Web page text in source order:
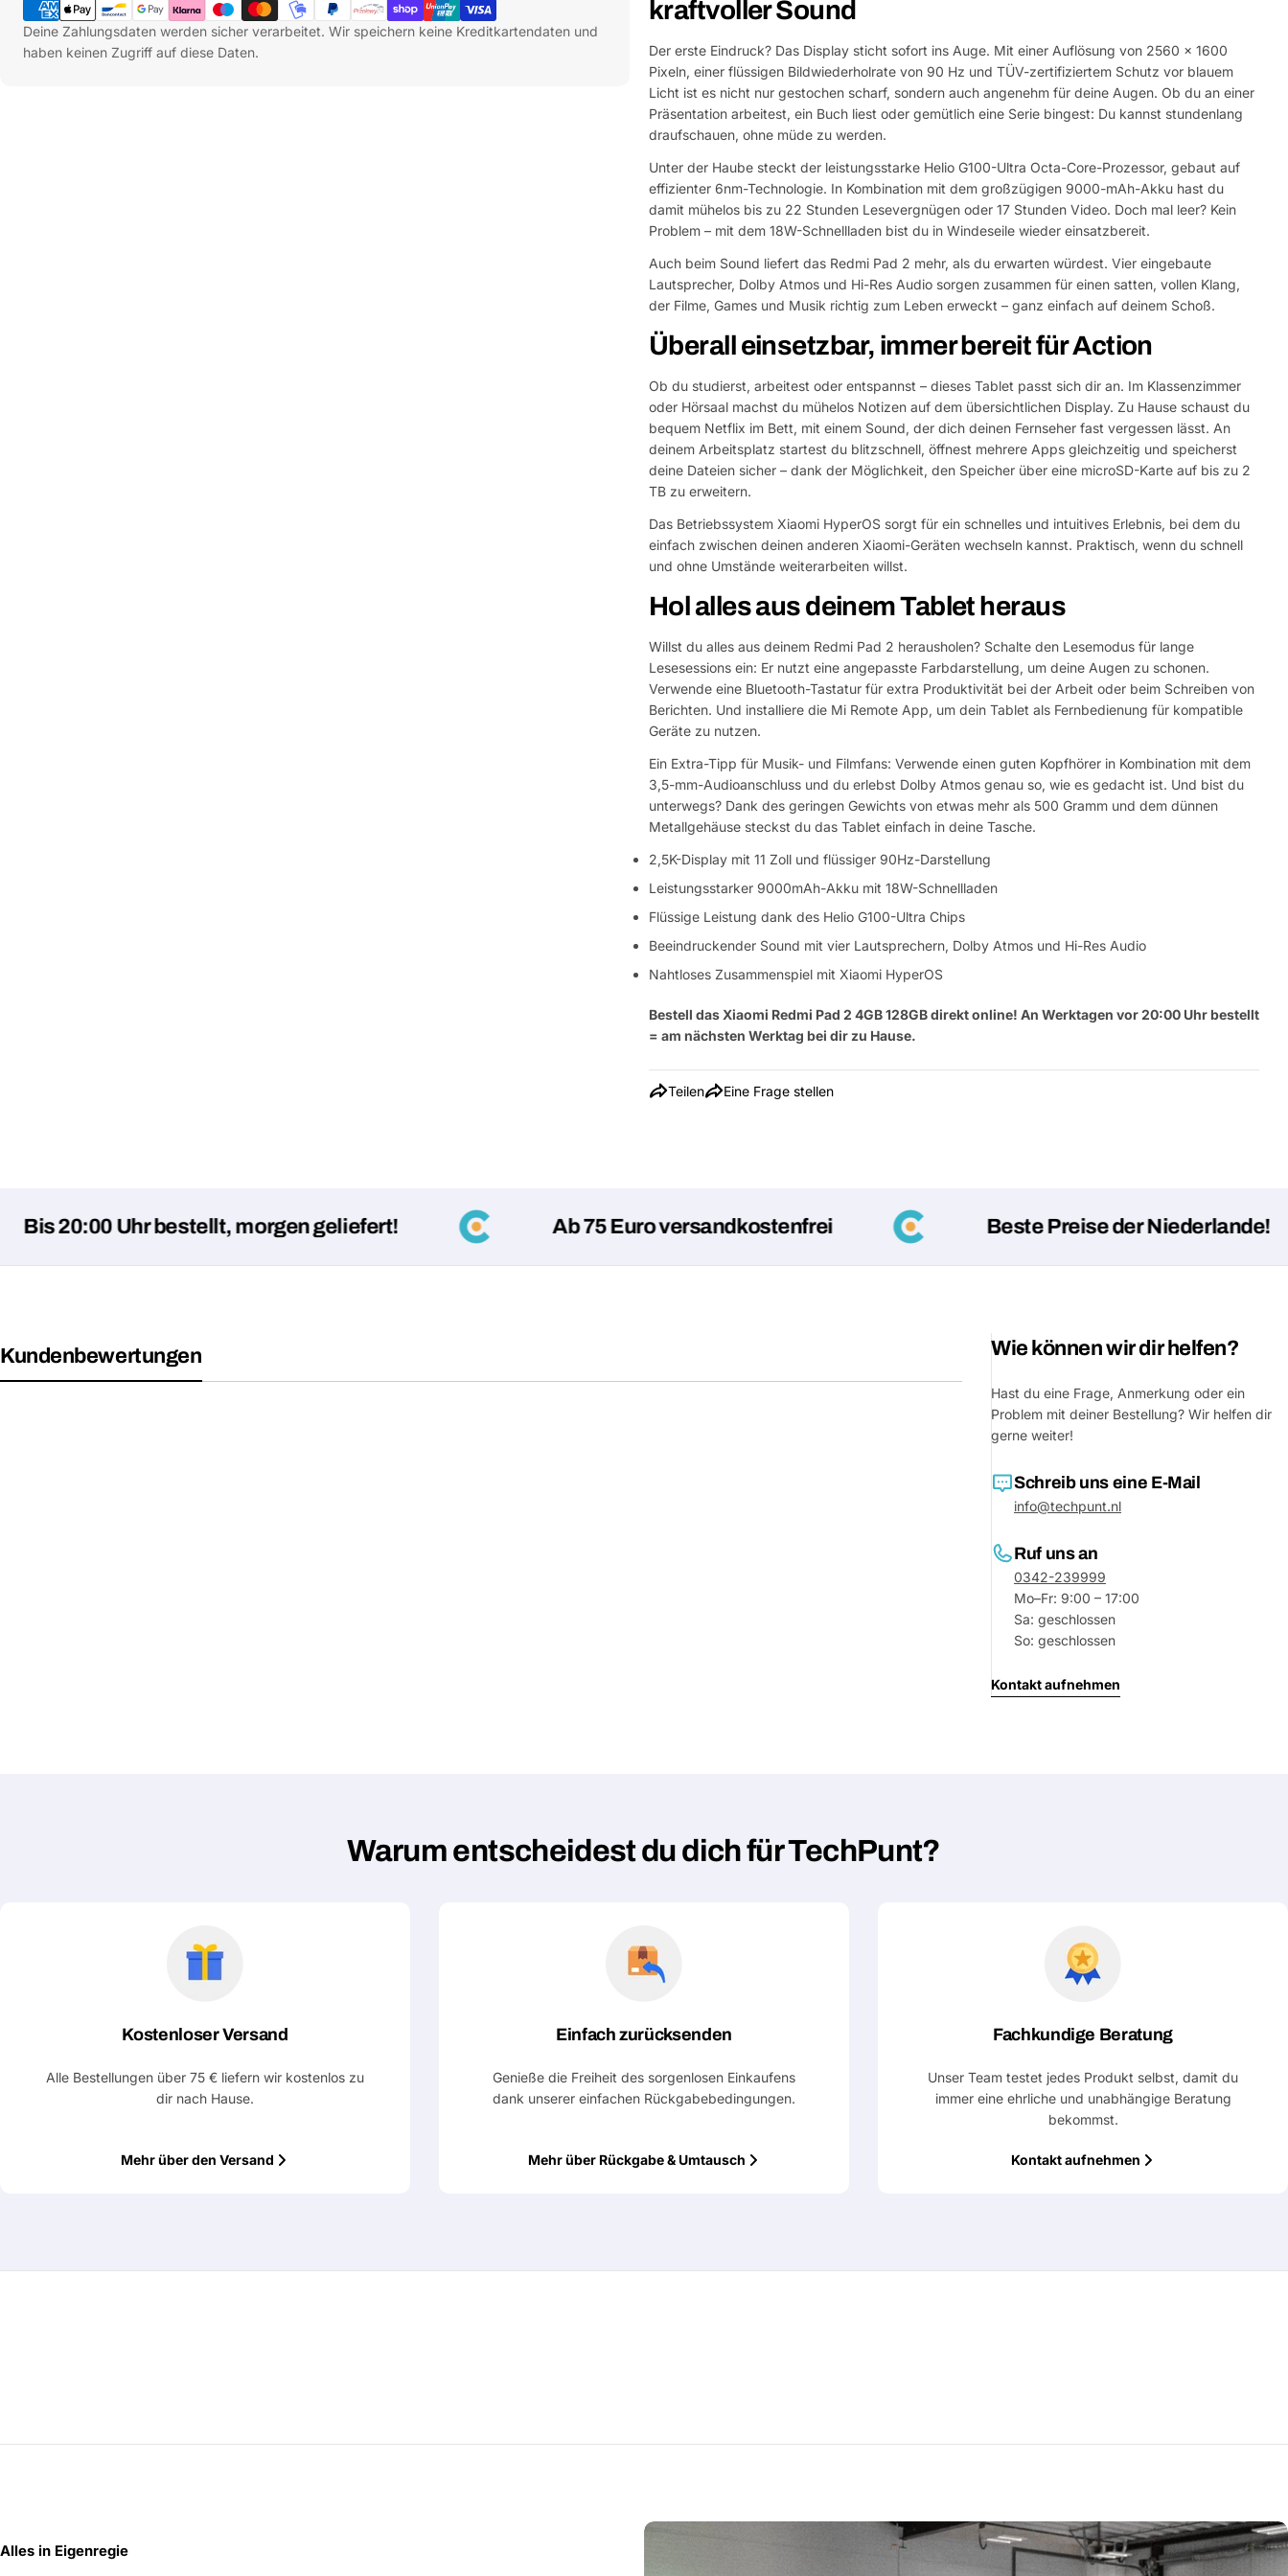
Deine Zahlungsdaten werden sicher verarbeitet. Wir speichern keine Kreditkartendaten und
haben keinen Zugriff auf diese Daten.
kraftvoller Sound
Der erste Eindruck? Das Display sticht sofort ins Auge. Mit einer Auflösung von 2560 x 1600
Pixeln, einer flüssigen Bildwiederholrate von 90 Hz und TÜV-zertifiziertem Schutz vor blauem
Licht ist es nicht nur gestochen scharf, sondern auch angenehm für deine Augen. Ob du an einer
Präsentation arbeitest, ein Buch liest oder gemütlich eine Serie bingest: Du kannst stundenlang
draufschauen, ohne müde zu werden.
Unter der Haube steckt der leistungsstarke Helio G100-Ultra Octa-Core-Prozessor, gebaut auf
effizienter 6nm-Technologie. In Kombination mit dem großzügigen 9000-mAh-Akku hast du
damit mühelos bis zu 22 Stunden Lesevergnügen oder 17 Stunden Video. Doch mal leer? Kein
Problem – mit dem 18W-Schnellladen bist du in Windeseile wieder einsatzbereit.
Auch beim Sound liefert das Redmi Pad 2 mehr, als du erwarten würdest. Vier eingebaute
Lautsprecher, Dolby Atmos und Hi-Res Audio sorgen zusammen für einen satten, vollen Klang,
der Filme, Games und Musik richtig zum Leben erweckt – ganz einfach auf deinem Schoß.
Überall einsetzbar, immer bereit für Action
Ob du studierst, arbeitest oder entspannst – dieses Tablet passt sich dir an. Im Klassenzimmer
oder Hörsaal machst du mühelos Notizen auf dem übersichtlichen Display. Zu Hause schaust du
bequem Netflix im Bett, mit einem Sound, der dich deinen Fernseher fast vergessen lässt. An
deinem Arbeitsplatz startest du blitzschnell, öffnest mehrere Apps gleichzeitig und speicherst
deine Dateien sicher – dank der Möglichkeit, den Speicher über eine microSD-Karte auf bis zu 2
TB zu erweitern.
Das Betriebssystem Xiaomi HyperOS sorgt für ein schnelles und intuitives Erlebnis, bei dem du
einfach zwischen deinen anderen Xiaomi-Geräten wechseln kannst. Praktisch, wenn du schnell
und ohne Umstände weiterarbeiten willst.
Hol alles aus deinem Tablet heraus
Willst du alles aus deinem Redmi Pad 2 herausholen? Schalte den Lesemodus für lange
Lesesessions ein: Er nutzt eine angepasste Farbdarstellung, um deine Augen zu schonen.
Verwende eine Bluetooth-Tastatur für extra Produktivität bei der Arbeit oder beim Schreiben von
Berichten. Und installiere die Mi Remote App, um dein Tablet als Fernbedienung für kompatible
Geräte zu nutzen.
Ein Extra-Tipp für Musik- und Filmfans: Verwende einen guten Kopfhörer in Kombination mit dem
3,5-mm-Audioanschluss und du erlebst Dolby Atmos genau so, wie es gedacht ist. Und bist du
unterwegs? Dank des geringen Gewichts von etwas mehr als 500 Gramm und dem dünnen
Metallgehäuse steckst du das Tablet einfach in deine Tasche.
2,5K-Display mit 11 Zoll und flüssiger 90Hz-Darstellung
Leistungsstarker 9000mAh-Akku mit 18W-Schnellladen
Flüssige Leistung dank des Helio G100-Ultra Chips
Beeindruckender Sound mit vier Lautsprechern, Dolby Atmos und Hi-Res Audio
Nahtloses Zusammenspiel mit Xiaomi HyperOS
Bestell das Xiaomi Redmi Pad 2 4GB 128GB direkt online! An Werktagen vor 20:00 Uhr bestellt
= am nächsten Werktag bei dir zu Hause.
Teilen
Dieses Produkt teilen
Teilen
Eine Frage stellen
E-
Mit * markierte Felder sind
20:00 Uhr bestellt, morgen geliefert! Ab 75 Euro versandkostenfrei Beste Preise der Niederlande!
Kundenbewertungen Wie können wir dir helfen?
Hast du eine Frage, Anmerkung oder ein
Problem mit deiner Bestellung? Wir helfen dir
gerne weiter!
Schreib uns eine E-Mail
info@techpunt.nl
Ruf uns an
0342-239999
Mo–Fr: 9:00 – 17:00
Sa: geschlossen
So: geschlossen
Kontakt aufnehmen
Warum entscheidest du dich für TechPunt?
Kostenloser Versand
Alle Bestellungen über 75 € liefern wir kostenlos zu
dir nach Hause.
Mehr über den Versand
Einfach zurücksenden
Genieße die Freiheit des sorgenlosen Einkaufens
dank unserer einfachen Rückgabebedingungen.
Mehr über Rückgabe & Umtausch
Fachkundige Beratung
Unser Team testet jedes Produkt selbst, damit du
immer eine ehrliche und unabhängige Beratung
bekommst.
Kontakt aufnehmen
Alles in Eigenregie